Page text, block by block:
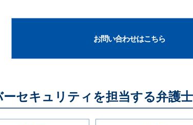
お問い合わせはこちら
セキュリティを担当する弁護士